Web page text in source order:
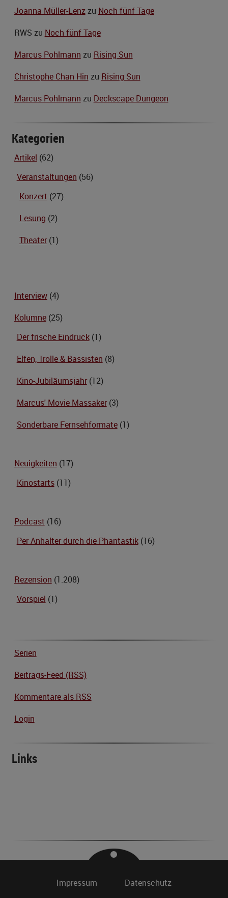
Joanna Müller-Lenzzu Noch fünf Tage
RWS zu Noch fünf Tage
Marcus Pohlmann zu Rising Sun
Christophe Chan Hin zu Rising Sun
Marcus Pohlmann zu Deckscape Dungeon
Kategorien
Artikel (62)
Veranstaltungen (56)
Konzert (27)
Lesung (2)
Theater(1)
Interview(4)
Kolumne(25)
Der frische Eindruck(1)
Elfen, Trolle & Bassisten (8)
Kino-Jubiläumsjahr(12)
Marcus' Movie Massaker(3)
Sonderbare Fernsehformate(1)
Neuigkeiten (17)
Kinostarts(11)
Podcast (16)
Per Anhalter durch die Phantastik(16)
Rezension (1.208)
Vorspiel (1)
Serien
Beitrags-Feed (RSS)
Kommentare als RSS
Login
Links
Impressum Datenschutz